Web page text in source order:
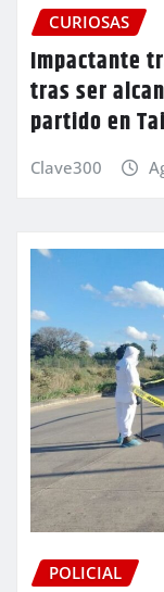
CURIOSAS
Impactante
tras ser
partido en
Clave300
POLICIAL